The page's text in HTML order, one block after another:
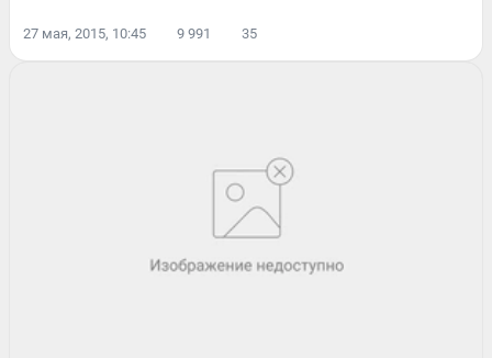
27 мая, 2015, 10:45 9 991 35